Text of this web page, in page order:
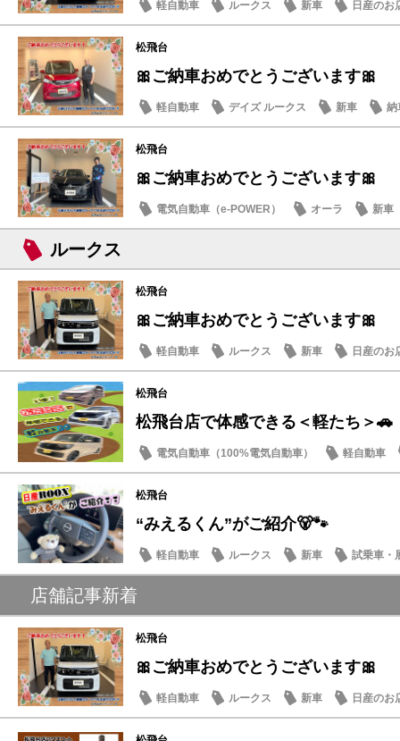
軽自動車 ルークス 新車 日産のお
松飛台
🎀ご納車おめでとうございます🎀
軽自動車 デイズ ルークス 新車 納
松飛台
🎀ご納車おめでとうございます🎀
電気自動車（e-POWER） オーラ 新車
ルークス
松飛台
🎀ご納車おめでとうございます🎀
軽自動車 ルークス 新車 日産のお
松飛台
松飛台店で体感できる＜軽たち＞🚗
電気自動車（100%電気自動車）
軽自動車
サクラ
松飛台
“みえるくん”がご紹介🐻🐾
軽自動車 ルークス 新車 試乗車・
店舗記事新着
松飛台
🎀ご納車おめでとうございます🎀
軽自動車 ルークス 新車 日産のお